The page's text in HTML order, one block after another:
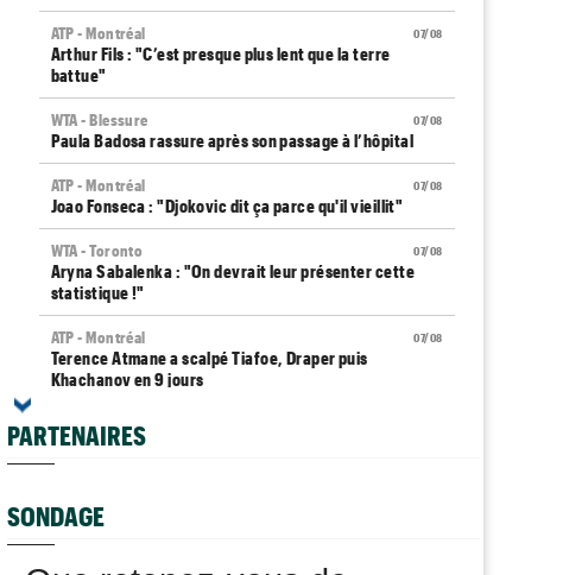
07/08
ATP - Montréal
Arthur Fils : "C’est presque plus lent que la terre
battue"
07/08
WTA - Blessure
Paula Badosa rassure après son passage à l’hôpital
07/08
ATP - Montréal
Joao Fonseca : "Djokovic dit ça parce qu'il vieillit"
07/08
WTA - Toronto
Aryna Sabalenka : "On devrait leur présenter cette
statistique !"
07/08
ATP - Montréal
Terence Atmane a scalpé Tiafoe, Draper puis
Khachanov en 9 jours
Plovdiv (CH)
Yannick Alexandrescou, 18 ans, privé d'une première
demie en Chal'
ATP / WTA
Tous les programmes et résultats du vendredi 7 août
2026
PARTENAIRES
SONDAGE